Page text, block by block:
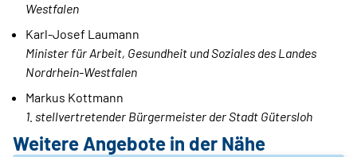
Westfalen
Karl-Josef Laumann
Minister für Arbeit, Gesundheit und Soziales des Landes
Nordrhein-Westfalen
Markus Kottmann
1. stellvertretender Bürgermeister der Stadt Gütersloh
Weitere Angebote in der Nähe